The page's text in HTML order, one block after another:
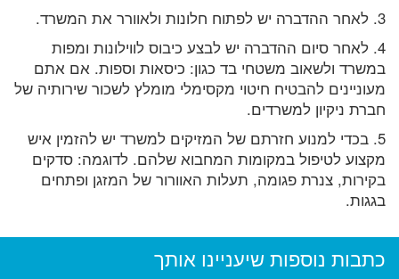
3. לאחר ההדברה יש לפתוח חלונות ולאוורר את המשרד.
4. לאחר סיום ההדברה יש לבצע כיבוס לווילונות ומפות
במשרד ולשאוב משטחי בד כגון: כיסאות וספות. אם אתם
מעוניינים להבטיח חיטוי מקסימלי מומלץ לשכור שירותיה של
חברת ניקיון למשרדים.
5. בכדי למנוע חזרתם של המזיקים למשרד יש להזמין איש
מקצוע לטיפול במקומות המחבוא שלהם. לדוגמה: סדקים
בקירות, צנרת פגומה, תעלות האוורור של המזגן ופתחים
בגגות.
כתבות נוספות שיעניינו אותך